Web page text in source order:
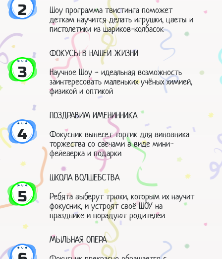
2
Шоу программа твистинга поможет
деткам научится делать игрушки, цветы и
пистолетики из шариков-колбасок
3
ФОКУСЫ В НАШЕЙ ЖИЗНИ
Научное Шоу - идеальная возможность
заинтересовать маленьких учёных химией,
физикой и оптикой
4
ПОЗДРАВИМ ИМЕНИННИКА
Фокусник вынесет тортик для виновника
торжества со свечами в виде мини-
фейеверка и подарки
5
ШКОЛА ВОЛШЕБСТВА
Ребята выберут трюки, которым их научит
фокусник, и устроят своё ШОУ на
празднике и порадуют родителей
МЫЛЬНАЯ ОПЕРА